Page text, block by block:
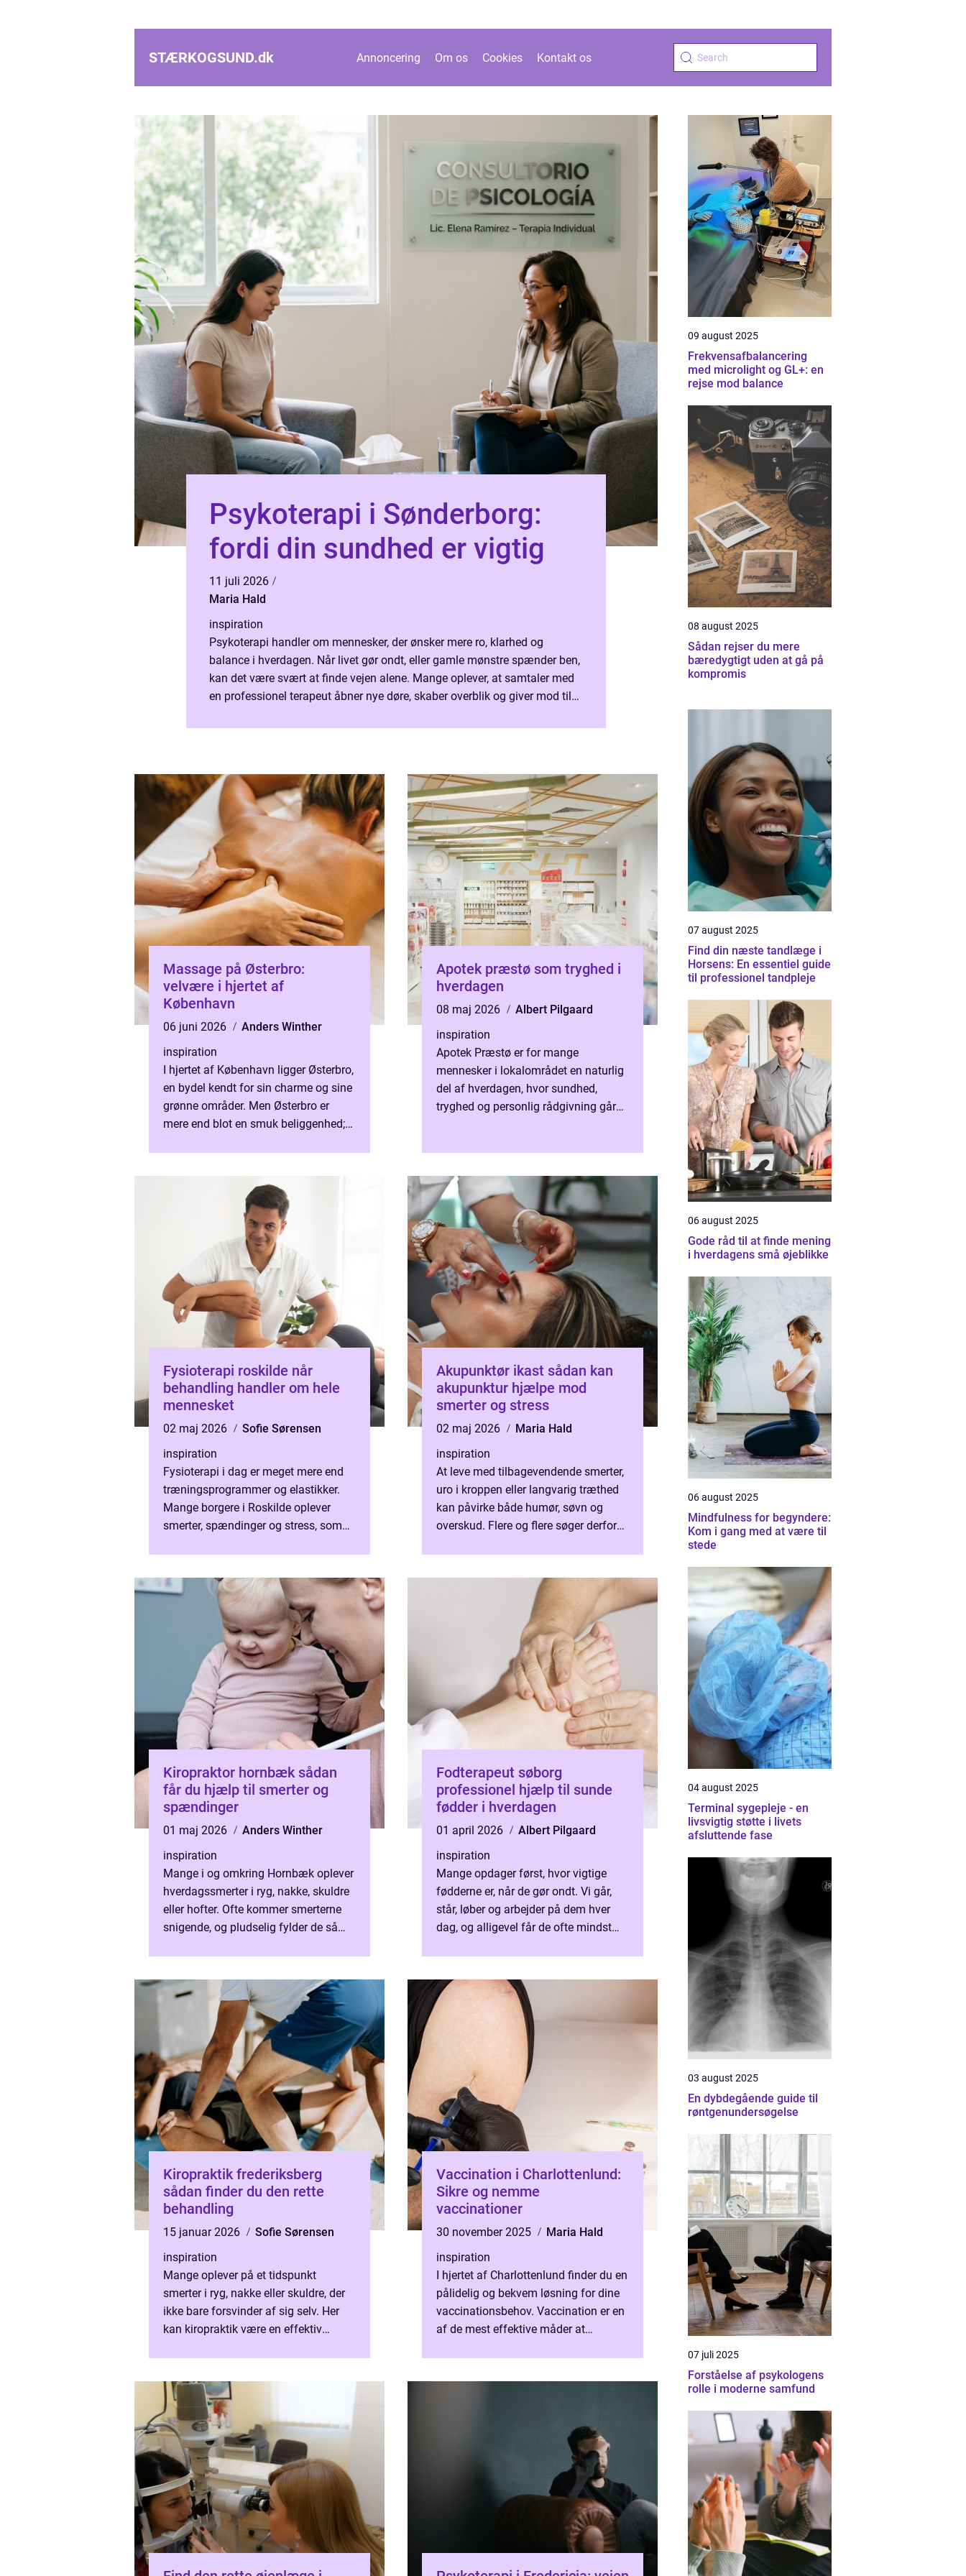
STÆRKOGSUND.dk Annoncering Om os Cookies Kontakt os
Psykoterapi i Sønderborg:
fordi din sundhed er vigtig
11 juli 2026
Maria Hald
inspiration
Psykoterapi handler om mennesker, der ønsker mere ro, klarhed og
balance i hverdagen. Når livet gør ondt, eller gamle mønstre spænder ben,
kan det være svært at finde vejen alene. Mange oplever, at samtaler med
en professionel terapeut åbner nye døre, skaber overblik og giver mod til
Massage på Østerbro:
velvære i hjertet af
København
06 juni 2026
Anders Winther
inspiration
I hjertet af København ligger Østerbro,
en bydel kendt for sin charme og sine
grønne områder. Men Østerbro er
mere end blot en smuk beliggenhed;
Apotek præstø som tryghed i
hverdagen
08 maj 2026
Albert Pilgaard
inspiration
Apotek Præstø er for mange
mennesker i lokalområdet en naturlig
del af hverdagen, hvor sundhed,
tryghed og personlig rådgivning går
Fysioterapi roskilde når
behandling handler om hele
mennesket
02 maj 2026
Sofie Sørensen
inspiration
Fysioterapi i dag er meget mere end
træningsprogrammer og elastikker.
Mange borgere i Roskilde oplever
smerter, spændinger og stress, som
Akupunktør ikast sådan kan
akupunktur hjælpe mod
smerter og stress
02 maj 2026
Maria Hald
inspiration
At leve med tilbagevendende smerter,
uro i kroppen eller langvarig træthed
kan påvirke både humør, søvn og
overskud. Flere og flere søger derfor
Kiropraktor hornbæk sådan
får du hjælp til smerter og
spændinger
01 maj 2026
Anders Winther
inspiration
Mange i og omkring Hornbæk oplever
hverdagssmerter i ryg, nakke, skuldre
eller hofter. Ofte kommer smerterne
snigende, og pludselig fylder de så
Fodterapeut søborg
professionel hjælp til sunde
fødder i hverdagen
01 april 2026
Albert Pilgaard
inspiration
Mange opdager først, hvor vigtige
fødderne er, når de gør ondt. Vi går,
står, løber og arbejder på dem hver
dag, og alligevel får de ofte mindst
Kiropraktik frederiksberg
sådan finder du den rette
behandling
15 januar 2026
Sofie Sørensen
inspiration
Mange oplever på et tidspunkt
smerter i ryg, nakke eller skuldre, der
ikke bare forsvinder af sig selv. Her
kan kiropraktik være en effektiv
Vaccination i Charlottenlund:
Sikre og nemme
vaccinationer
30 november 2025
Maria Hald
inspiration
I hjertet af Charlottenlund finder du en
pålidelig og bekvem løsning for dine
vaccinationsbehov. Vaccination er en
af de mest effektive måder at
09 august 2025
Frekvensafbalancering
med microlight og GL+: en
rejse mod balance
08 august 2025
Sådan rejser du mere
bæredygtigt uden at gå på
kompromis
07 august 2025
Find din næste tandlæge i
Horsens: En essentiel guide
til professionel tandpleje
06 august 2025
Gode råd til at finde mening
i hverdagens små øjeblikke
06 august 2025
Mindfulness for begyndere:
Kom i gang med at være til
stede
04 august 2025
Terminal sygepleje - en
livsvigtig støtte i livets
afsluttende fase
03 august 2025
En dybdegående guide til
røntgenundersøgelse
07 juli 2025
Forståelse af psykologens
rolle i moderne samfund